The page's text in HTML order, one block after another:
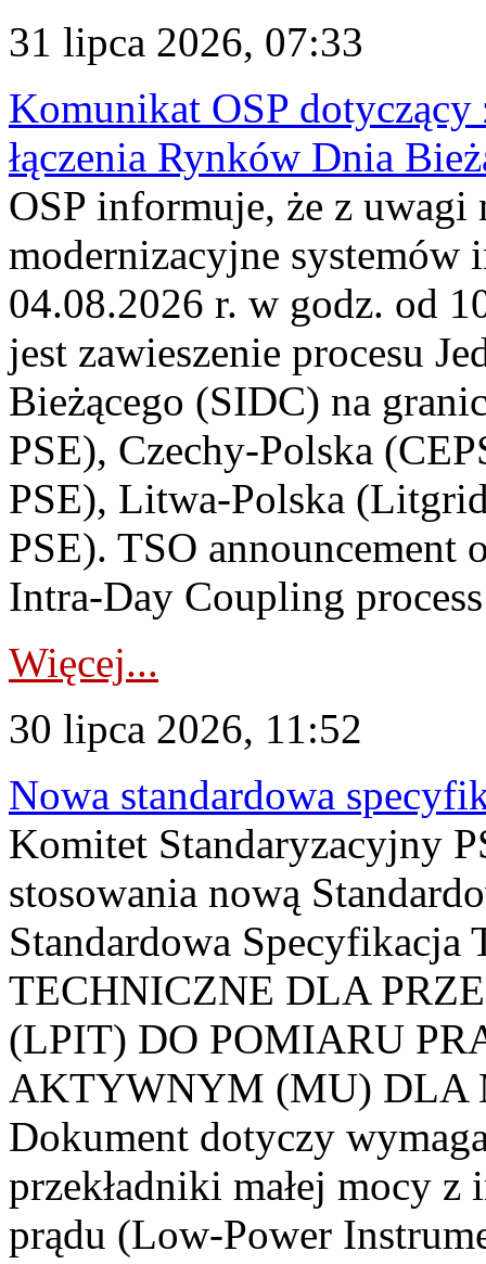
31 lipca 2026, 07:33
Komunikat OSP dotyczący
łączenia Rynków Dnia
OSP informuje, że z uwagi
modernizacyjne
04.08.2026 r. w godz. od
jest zawieszenie procesu
Bieżącego (SIDC) na
PSE), Czechy-Polska
PSE), Litwa-Polska
PSE). TSO announcement
Intra-Day Coupling
Więcej...
30 lipca 2026, 11:52
Nowa standardowa
Komitet Standaryzacyjny
stosowania nową
Standardowa
TECHNICZNE DLA
(LPIT) DO POMIARU
AKTYWNYM (MU) DLA
Dokument dotyczy
przekładniki małej mocy
prądu (Low-Power